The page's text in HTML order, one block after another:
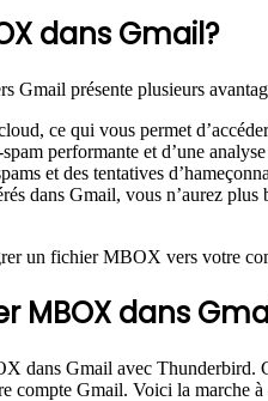
dans Gmail?
Gmail présente plusieurs
ce qui vous permet
performante et d’une
et des tentatives
dans Gmail, vous n’aurez
un fichier MBOX vers votre
MBOX dans
dans Gmail avec Thunderbird.
compte Gmail. Voici la marche à